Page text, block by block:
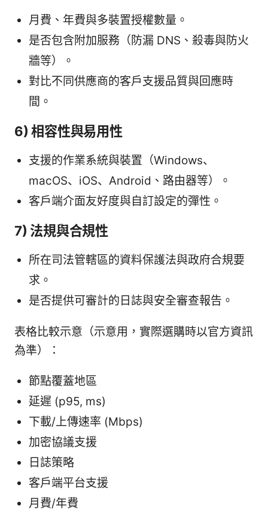
月費、年費與多裝置授權數量。
是否包含附加服務（防漏 DNS、殺毒與防火
牆等）。
對比不同供應商的客戶支援品質與回應時
間。
6) 相容性與易用性
支援的作業系統與裝置（Windows、
macOS、iOS、Android、路由器等）。
客戶端介面友好度與自訂設定的彈性。
7) 法規與合規性
所在司法管轄區的資料保護法與政府合規要
求。
是否提供可審計的日誌與安全審查報告。
表格比較示意（示意用，實際選購時以官方資訊
為準）：
節點覆蓋地區
延遲 (p95, ms)
下載/上傳速率 (Mbps)
加密協議支援
日誌策略
客戶端平台支援
月費/年費